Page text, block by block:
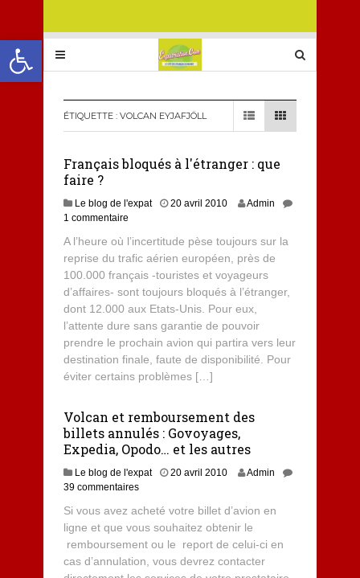
Ouvrir la barre d’outils
ÉTIQUETTE : VOLCAN EYJAFJÖLL
Français bloqués à l'étranger : que
faire ?
Le blog de l'expat 20 avril 2010
Admin
1 commentaire
A l’heure où l’incertitude pèse toujours sur la
reprise du trafic aérien européen, près de
100.000 français -touristes et voyageurs
d’affaires- sont toujours bloqués à l’étranger,
dont 12.000 aux Etats-Unis. Pour eux,
l’attente dure sans garantie de pouvoir
prendre le prochain avion qui partira vers leur
destination finale, faute de disponibilité. Pour
éviter certains problèmes […]
Volcan et remboursement des
billets annulés : Govoyages,
Expedia, Opodo… et les autres
Le blog de l'expat 20 avril 2010
Admin
39 commentaires
Si vous avez acheté votre billet d’avion en
ligne et que vous souhaitez obtenir le
remboursement ou le report de celui-ci en
cas d’annulation, vous devrez contacter